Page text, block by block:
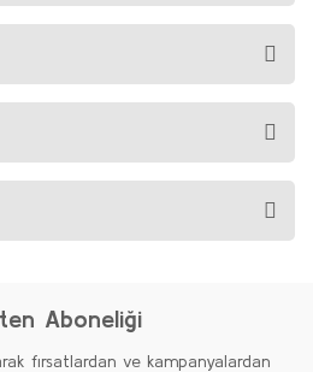
Aboneliği
fırsatlardan ve kampanyalardan